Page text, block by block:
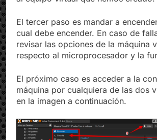
El tercer paso es mandar a
cual debe encender. En caso de
revisar las opciones de la máquina
El próximo caso es acceder a la
máquina por cualquiera de las dos